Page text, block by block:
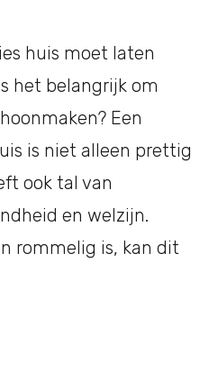
huis moet laten
het belangrijk om
Een
is niet alleen prettig
ook tal van
en welzijn.
rommelig is, kan dit